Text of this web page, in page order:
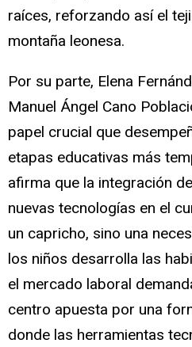
raíces, reforzando así el
montaña leonesa.
Por su parte, Elena
Manuel Ángel Cano
papel crucial que
etapas educativas más
afirma que la integración
nuevas tecnologías en el
un capricho, sino una
los niños desarrolla las
el mercado laboral
centro apuesta por una
donde las herramientas